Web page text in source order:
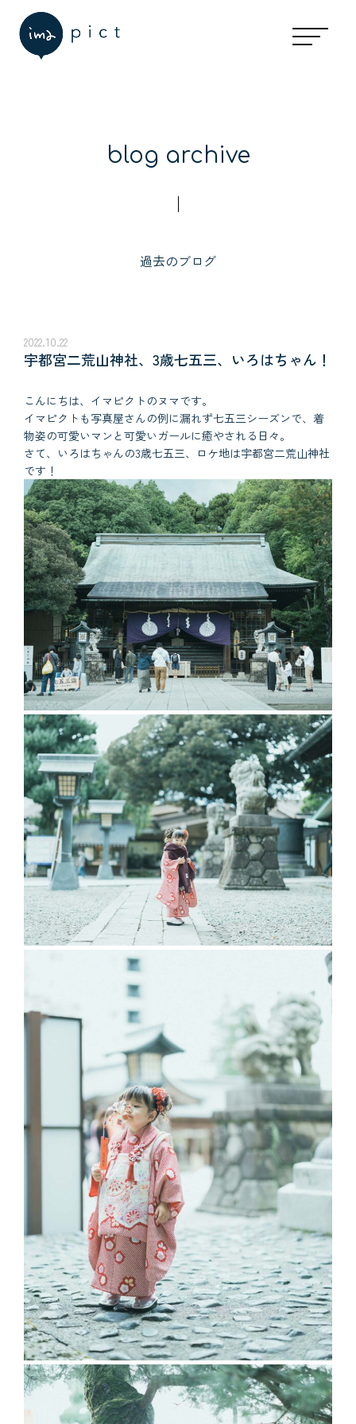
blog archive
過去のブログ
2022.10.22
宇都宮二荒山神社、3歳七五三、いろはちゃん！
こんにちは、イマピクトのヌマです。
イマピクトも写真屋さんの例に漏れず七五三シーズンで、着
物姿の可愛いマンと可愛いガールに癒やされる日々。
さて、いろはちゃんの3歳七五三、ロケ地は宇都宮二荒山神社
です！